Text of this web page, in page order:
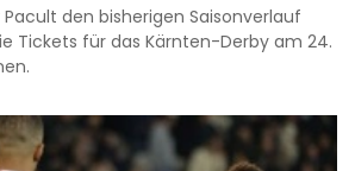
Pacult den bisherigen Saisonverlauf
Tickets für das Kärnten-Derby am 24.